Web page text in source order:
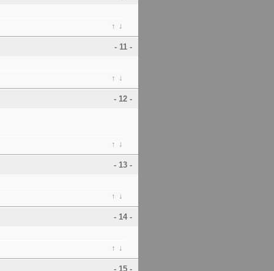
↑ ↓
- 11 -
↑ ↓
- 12 -
↑ ↓
- 13 -
↑ ↓
- 14 -
↑ ↓
- 15 -